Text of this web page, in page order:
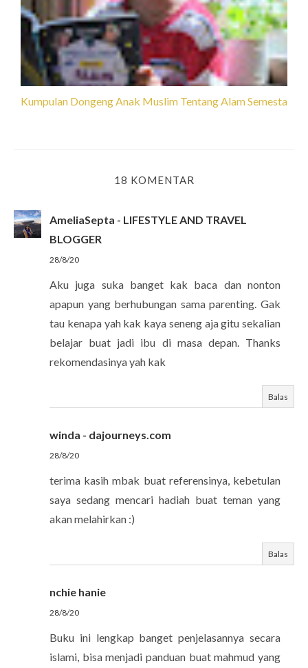
Kumpulan Dongeng Anak Muslim Tentang Alam Semesta
18 KOMENTAR
AmeliaSepta - LIFESTYLE AND TRAVEL
BLOGGER
28/8/20
Aku juga suka banget kak baca dan nonton
apapun yang berhubungan sama parenting. Gak
tau kenapa yah kak kaya seneng aja gitu sekalian
belajar buat jadi ibu di masa depan. Thanks
rekomendasinya yah kak
Balas
winda - dajourneys.com
28/8/20
terima kasih mbak buat referensinya, kebetulan
saya sedang mencari hadiah buat teman yang
akan melahirkan :)
Balas
nchie hanie
28/8/20
Buku ini lengkap banget penjelasannya secara
islami, bisa menjadi panduan buat mahmud yang